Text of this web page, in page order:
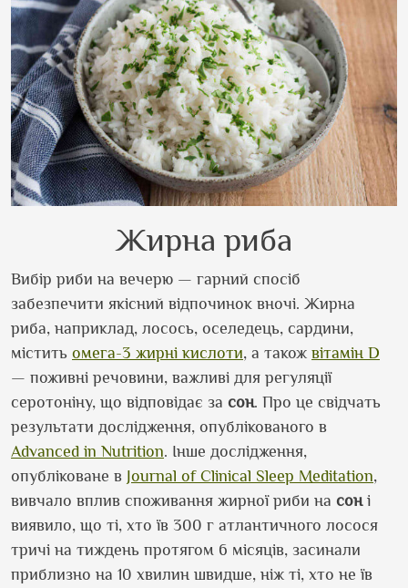
Жирна риба
Вибір риби на вечерю — гарний спосіб
забезпечити якісний відпочинок вночі. Жирна
риба, наприклад, лосось, оселедець, сардини,
містить омега-3 жирні кислоти, а також вітамін D
— поживні речовини, важливі для регуляції
серотоніну, що відповідає за сон. Про це свідчать
результати дослідження, опублікованого в
Advanced in Nutrition. Інше дослідження,
опубліковане в Journal of Clinical Sleep Meditation,
вивчало вплив споживання жирної риби на соні
виявило, що ті, хто їв 300 г атлантичного лосося
тричі на тиждень протягом 6 місяців, засинали
приблизно на 10 хвилин швидше, ніж ті, хто не їв